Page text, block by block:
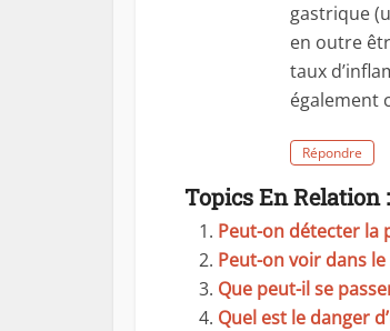
gastrique
en outre
taux
également
Répondre
Topics En Relation :
Peut-on détecter la
Peut-on voir dans
Que peut-il se
Quel est le danger